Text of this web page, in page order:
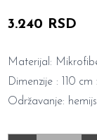
3.240 RSD
Materijal:
Dimenzije : 110 cm
Održavanje: